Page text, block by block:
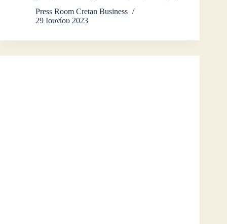
Press Room Cretan Business
29 Ιουνίου 2023